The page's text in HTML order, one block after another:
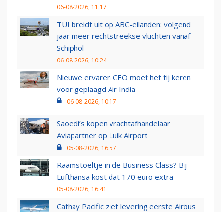
06-08-2026, 11:17
TUI breidt uit op ABC-eilanden: volgend
jaar meer rechtstreekse vluchten vanaf
Schiphol
06-08-2026, 10:24
Nieuwe ervaren CEO moet het tij keren
voor geplaagd Air India
06-08-2026, 10:17
Saoedi’s kopen vrachtafhandelaar
Aviapartner op Luik Airport
05-08-2026, 16:57
Raamstoeltje in de Business Class? Bij
Lufthansa kost dat 170 euro extra
05-08-2026, 16:41
Cathay Pacific ziet levering eerste Airbus